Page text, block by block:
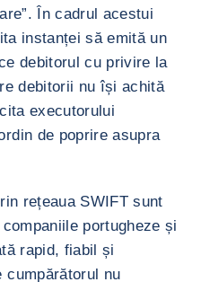
În cadrul acestui
instanței să emită un
debitorul cu privire la
debitorii nu își achită
executorului
de poprire asupra
rețeaua SWIFT sunt
portugheze și
rapid, fiabil și
nu